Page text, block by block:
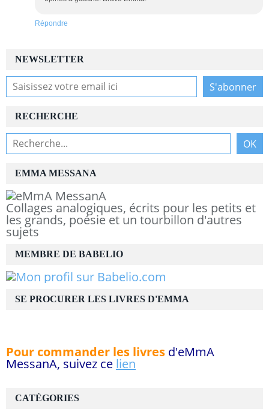
Répondre
NEWSLETTER
RECHERCHE
EMMA MESSANA
Collages analogiques, écrits pour les petits et
les grands, poésie et un tourbillon d'autres
sujets
CATÉGORIES
MEMBRE DE BABELIO
SE PROCURER LES LIVRES D'EMMA
Pour commander les livres d'eMmA
MessanA, suivez ce lien